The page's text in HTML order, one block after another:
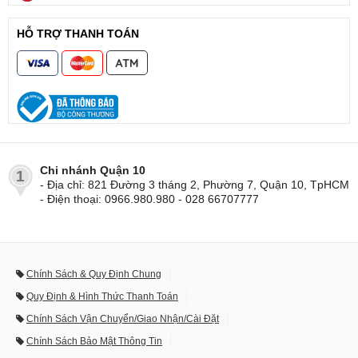
HỖ TRỢ THANH TOÁN
1
Chi nhánh Quận 10
- Địa chỉ: 821 Đường 3 tháng 2, Phường 7, Quận 10, TpHCM
- Điện thoại: 0966.980.980 - 028 66707777
Chính Sách & Quy Định Chung
Quy Định & Hình Thức Thanh Toán
Chính Sách Vận Chuyển/Giao Nhận/Cài Đặt
Chính Sách Bảo Mật Thông Tin